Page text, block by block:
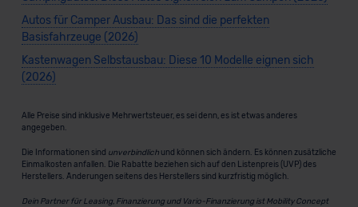
Autos für Camper Ausbau: Das sind die perfekten
Basisfahrzeuge (2026)
Kastenwagen Selbstausbau: Diese 10 Modelle eignen sich
(2026)
Alle Preise sind inklusive Mehrwertsteuer, es sei denn, es ist etwas anderes
angegeben.
Die Informationen sind unverbindlichund können sich ändern. Es können zusätzliche
Einmalkosten anfallen. Die Rabatte beziehen sich auf den Listenpreis (UVP) des
Herstellers. Änderungen seitens des Herstellers sind kurzfristig möglich.
Dein Partner für Leasing, Finanzierung und Vario-Finanzierung ist Mobility Concept